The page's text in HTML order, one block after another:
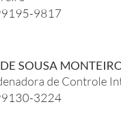
9817
SOUSA
de Controle
3224